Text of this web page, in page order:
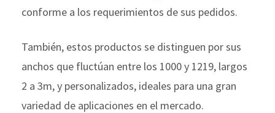
conforme a los requerimientos de sus pedidos.
También, estos productos se distinguen por sus
anchos que fluctúan entre los 1000 y 1219, largos
2 a 3m, y personalizados, ideales para una gran
variedad de aplicaciones en el mercado.